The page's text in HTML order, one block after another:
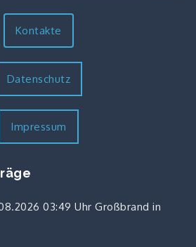
Kontakte
Datenschutz
Impressum
03:49 Uhr Großbrand in